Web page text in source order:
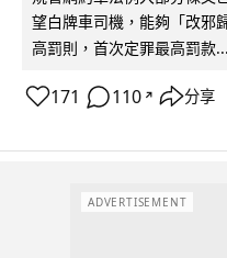
望白牌車司機，能夠「改邪
高罰則，首次定罪最高罰款...
171 110 ↗ 分享
ADVERTISEMENT